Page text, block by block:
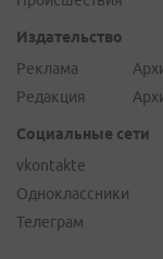
Издательство
Реклама
Редакция
Социальные сети
vkontakte
Одноклассники
Телеграм